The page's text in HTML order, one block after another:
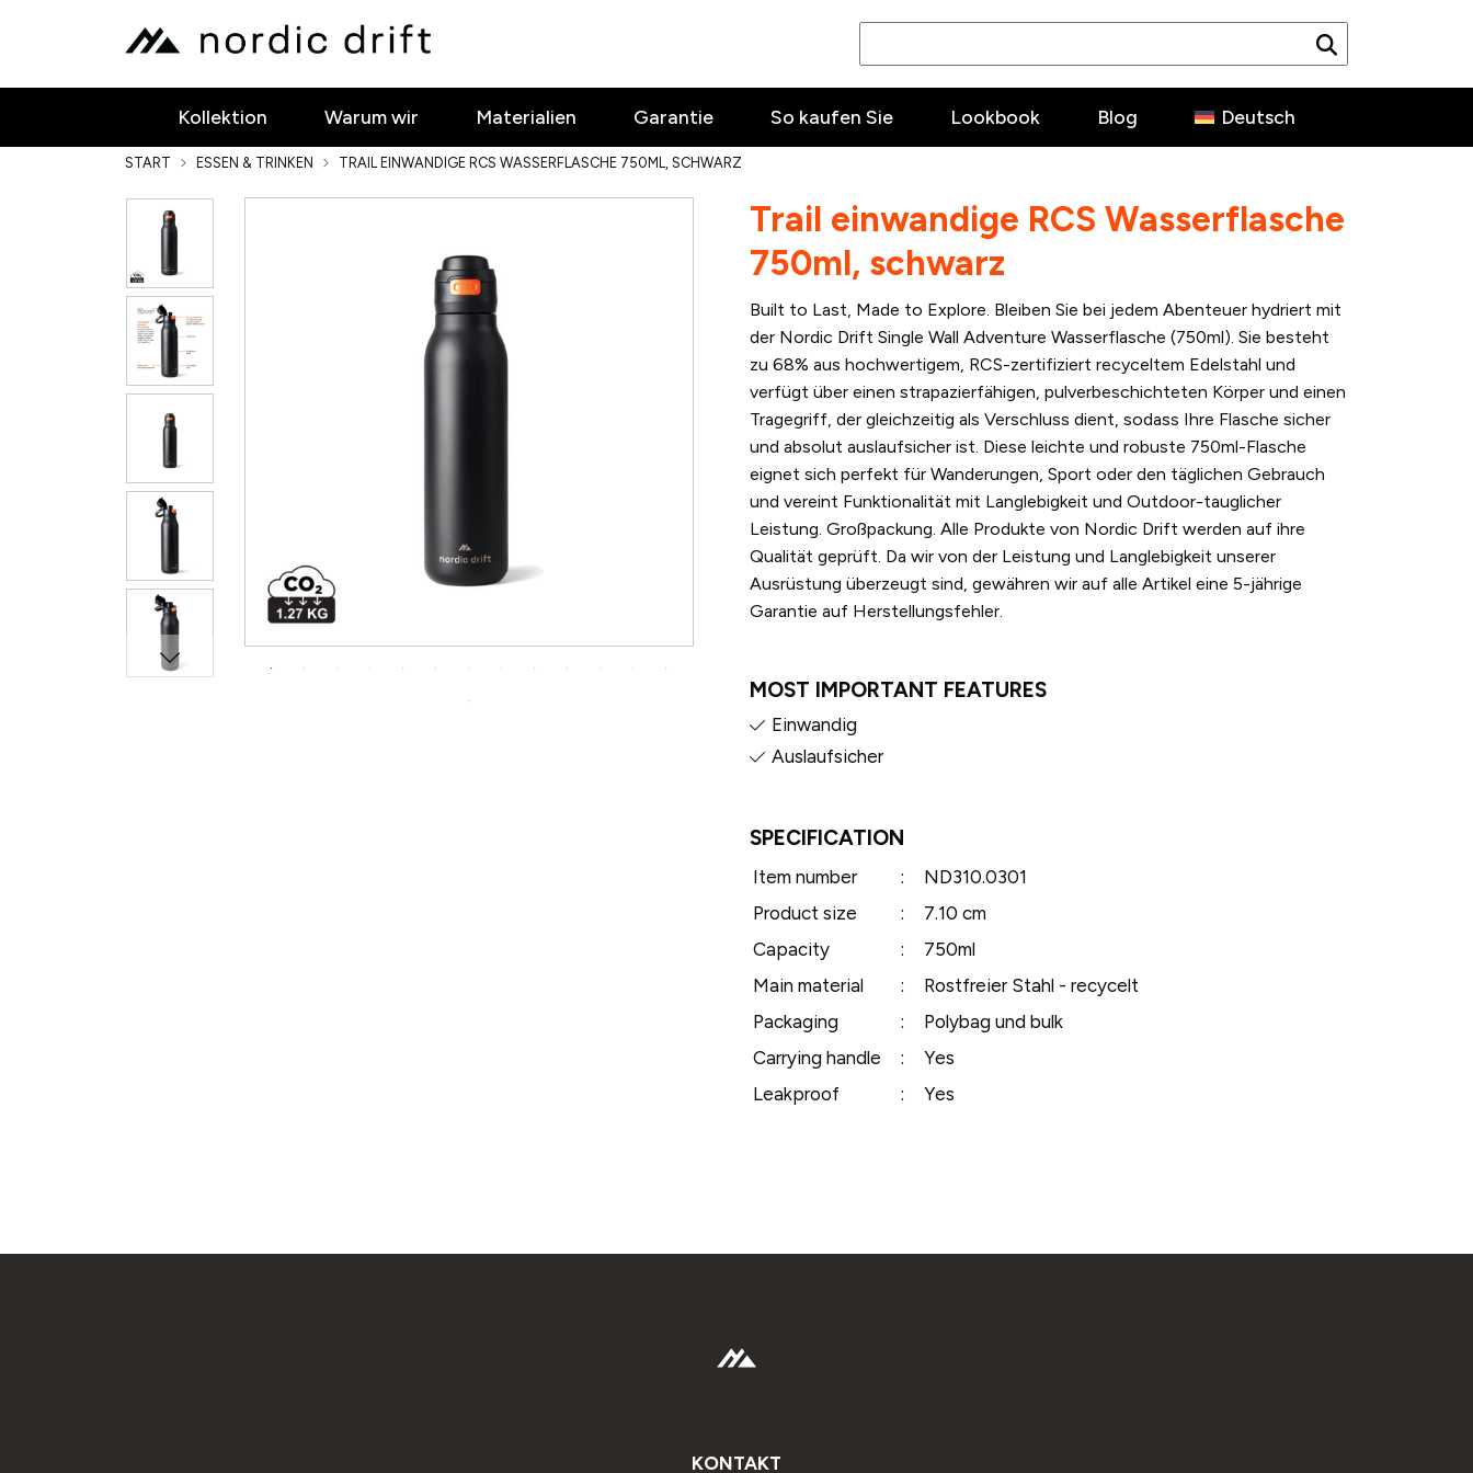
Kollektion Warum wir Materialien Garantie So kaufen Sie Lookbook Blog Deutsch
START ESSEN & TRINKEN TRAIL EINWANDIGE RCS WASSERFLASCHE 750ML, SCHWARZ
Trail einwandige RCS Wasserflasche
750ml, schwarz
Built to Last, Made to Explore. Bleiben Sie bei jedem Abenteuer hydriert mit
der Nordic Drift Single Wall Adventure Wasserflasche (750ml). Sie besteht
zu 68% aus hochwertigem, RCS-zertifiziert recyceltem Edelstahl und
verfügt über einen strapazierfähigen, pulverbeschichteten Körper und einen
Tragegriff, der gleichzeitig als Verschluss dient, sodass Ihre Flasche sicher
und absolut auslaufsicher ist. Diese leichte und robuste 750ml-Flasche
eignet sich perfekt für Wanderungen, Sport oder den täglichen Gebrauch
und vereint Funktionalität mit Langlebigkeit und Outdoor-tauglicher
Leistung. Großpackung. Alle Produkte von Nordic Drift werden auf ihre
Qualität geprüft. Da wir von der Leistung und Langlebigkeit unserer
Ausrüstung überzeugt sind, gewähren wir auf alle Artikel eine 5-jährige
Garantie auf Herstellungsfehler.
MOST IMPORTANT FEATURES
Einwandig
Auslaufsicher
SPECIFICATION
Item number :
ND310.0301
Product size
:
7.10 cm
Capacity
:
750ml
Main material
:
Rostfreier Stahl - recycelt
Packaging
:
Polybag und bulk
Carrying handle
:
Yes
Leakproof
: Yes
KONTAKT